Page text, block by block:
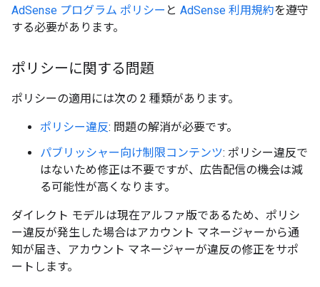
AdSense プログラム ポリシー と AdSense 利用規約を遵守
する必要があります。
ポリシーに関する問題
ポリシーの適用には次の 2 種類があります。
ポリシー違反: 問題の解消が必要です。
パブリッシャー向け制限コンテンツ: ポリシー違反で
はないため修正は不要ですが、広告配信の機会は減
る可能性が高くなります。
ダイレクト モデルは現在アルファ版であるため、ポリシ
ー違反が発生した場合はアカウント マネージャーから通
知が届き、アカウント マネージャーが違反の修正をサポ
ートします。